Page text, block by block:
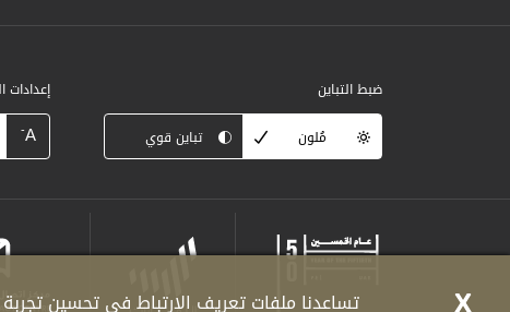
ضبط التباين
مُلون
تباين قوي
إعدادات
A
-
تساعدنا ملفات تعريف الارتباط في تحسين